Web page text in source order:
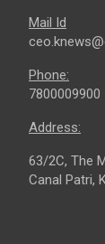
Mail Id
Phone:
7800009900
Address:
63/2C, The
Canal Patri,